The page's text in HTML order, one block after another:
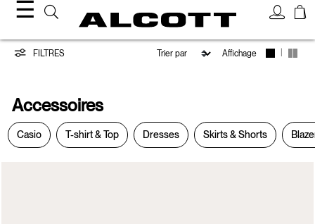
☰
Accessoires
FILTRES Affichage
Accessoires
Casio T-shirt & Top Dresses Skirts & Shorts